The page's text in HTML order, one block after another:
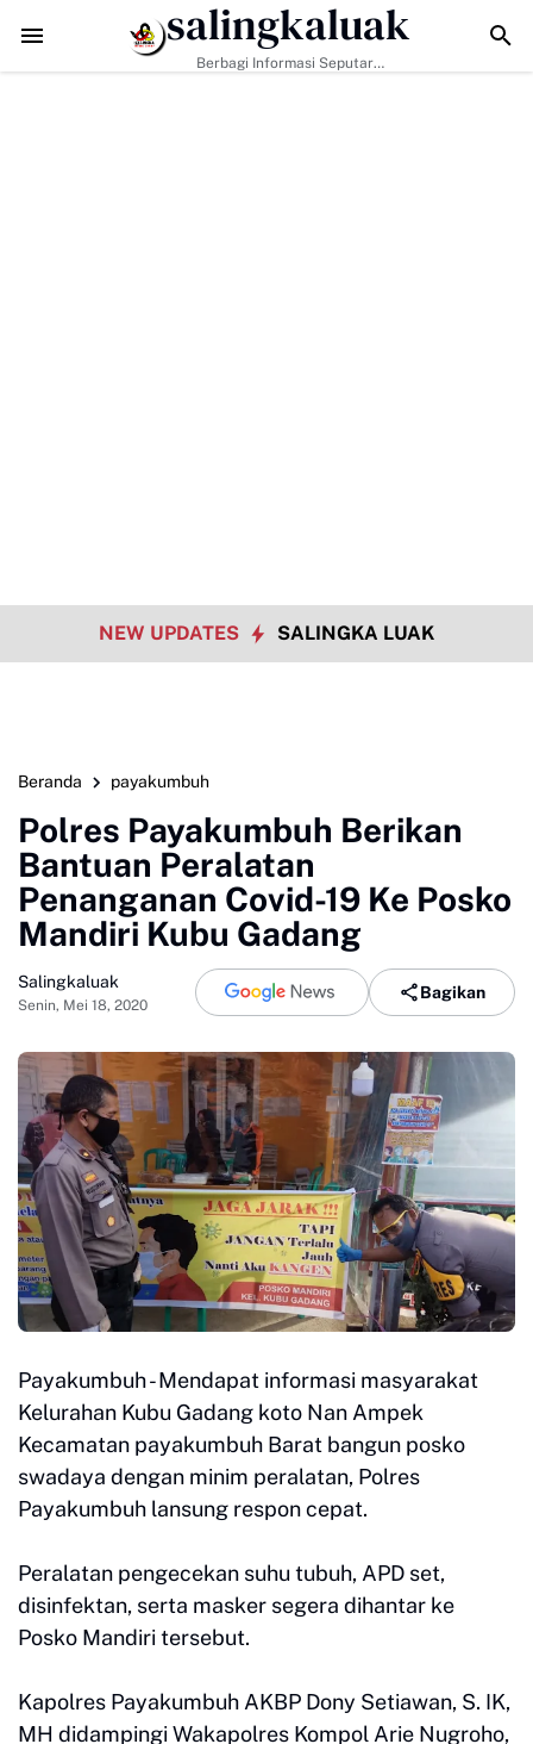
Tantangan Era Digital, Arisal Aziz Ajak Masyarakat Perkuat
salingkaluak
Berbagi Informasi Seputar
NEW UPDATES SALINGKA LUAK
Beranda payakumbuh
Polres Payakumbuh Berikan
Bantuan Peralatan
Penanganan Covid-19 Ke Posko
Mandiri Kubu Gadang
Salingkaluak
Senin, Mei 18, 2020
Bagikan
Payakumbuh - Mendapat informasi masyarakat
Kelurahan Kubu Gadang koto Nan Ampek
Kecamatan payakumbuh Barat bangun posko
swadaya dengan minim peralatan, Polres
Payakumbuh lansung respon cepat.
Peralatan pengecekan suhu tubuh, APD set,
disinfektan, serta masker segera dihantar ke
Posko Mandiri tersebut.
Kapolres Payakumbuh AKBP Dony Setiawan, S. IK,
MH didampingi Wakapolres Kompol Arie Nugroho,